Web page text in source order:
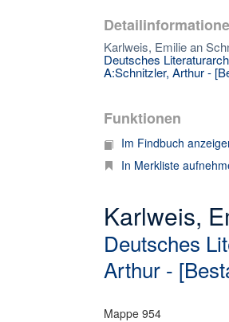
Karlweis, Emilie an
Deutsches
A:Schnitzler, Arthur -
Funktionen
Im Findbuch
In Merkliste
Karlweis,
Deutsches
Arthur -
Mappe 954